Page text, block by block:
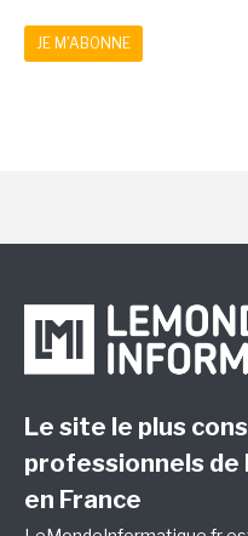
JE M'ABONNE
Le site le plus
professionnels de
en France